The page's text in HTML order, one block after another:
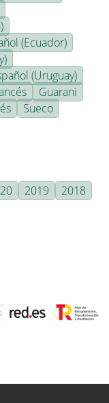
(Ecuador)
(Uruguay)
Guarani
Sueco
2019
2018